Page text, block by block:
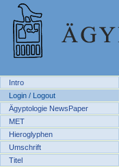
Intro
Login / Logout
Ägyptologie NewsPaper
MET
Hieroglyphen
Umschrift
Titel